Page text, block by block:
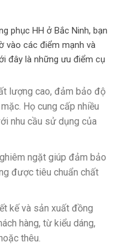
phục HH ở Bắc Ninh, bạn
vào các điểm mạnh và
đây là những ưu điểm cụ
lượng cao, đảm bảo độ
Họ cung cấp nhiều
nhu cầu sử dụng của
ngặt giúp đảm bảo
được tiêu chuẩn chất
kế và sản xuất đồng
hàng, từ kiểu dáng,
thêu.